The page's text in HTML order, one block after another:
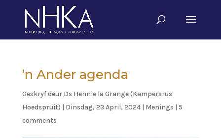
’n Ander agenda
Geskryf deur Ds Hennie la Grange (Kampersrus
Hoedspruit) | Dinsdag, 23 April, 2024| Menings | 5
comments